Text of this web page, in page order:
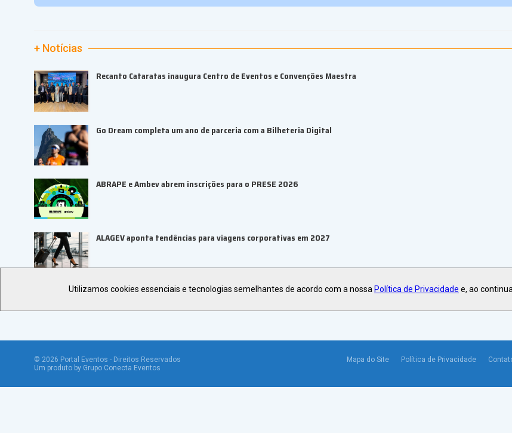
+ Notícias
Recanto Cataratas inaugura Centro de Eventos e Convenções Maestra
Go Dream completa um ano de parceria com a Bilheteria Digital
ABRAPE e Ambev abrem inscrições para o PRESE 2026
ALAGEV aponta tendências para viagens corporativas em 2027
© 2026 Portal Eventos - Direitos Reservados
Um produto by Grupo Conecta Eventos
Mapa do Site Política de Privacidade
Utilizamos cookies essenciais e tecnologias semelhantes de acordo com a nossa Política de Privacidade e, ao